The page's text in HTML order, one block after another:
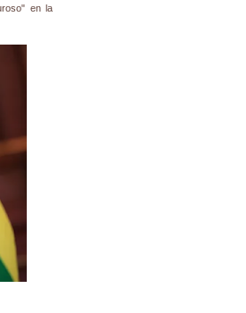
en la